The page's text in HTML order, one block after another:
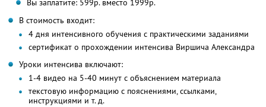
Вы заплатите: 599р. вместо 1999р.
В стоимость входит:
4 дня интенсивного обучения с практическими заданиями
сертификат о прохождении интенсива Виршича Александра
Уроки интенсива включают:
1-4 видео на 5-40 минут с объяснением материала
текстовую информацию с пояснениями, ссылками,
инструкциями и т. д.